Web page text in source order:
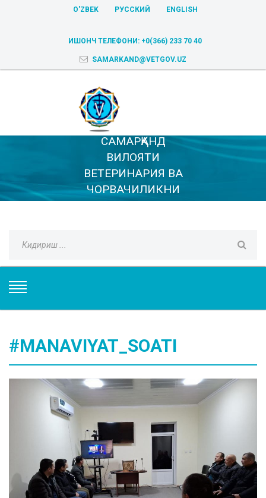
O'ZBEK РУССКИЙ ENGLISH
ИШОНЧ ТЕЛЕФОНИ: +0(366) 233 70 40
SAMARKAND@VETGOV.UZ
САМАРҚАНД
ВИЛОЯТИ
ВЕТЕРИНАРИЯ ВА
ЧОРВАЧИЛИКНИ
РИВОЖЛАНТИРИШ
#MANAVIYAT_SOATI